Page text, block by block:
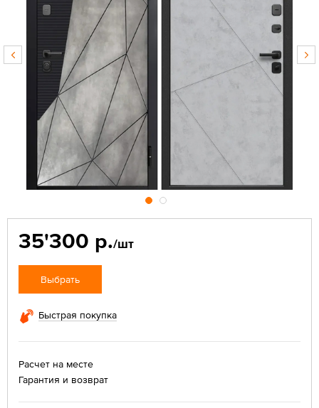
35'300 р./шт
Выбрать
Быстрая покупка
Расчет на месте
Гарантия и возврат